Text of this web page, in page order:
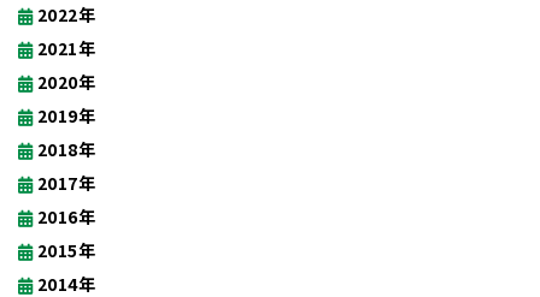
2022年
2021年
2020年
2019年
2018年
2017年
2016年
2015年
2014年